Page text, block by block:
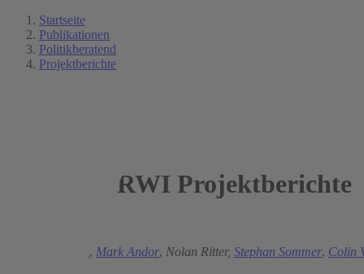
Startseite
Publikationen
Politikberatend
Projektberichte
RWI Projektberichte
, Mark Andor, Nolan Ritter, Stephan Sommer, Colin